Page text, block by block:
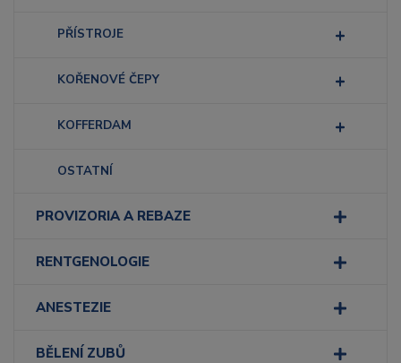
PŘÍSTROJE
KOŘENOVÉ ČEPY
KOFFERDAM
OSTATNÍ
PROVIZORIA A REBAZE
RENTGENOLOGIE
ANESTEZIE
BĚLENÍ ZUBŮ